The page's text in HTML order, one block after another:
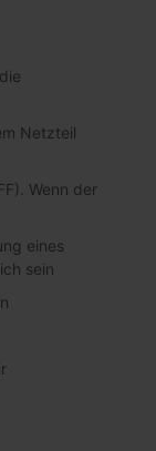
Netzteil
Wenn der
eines
sein